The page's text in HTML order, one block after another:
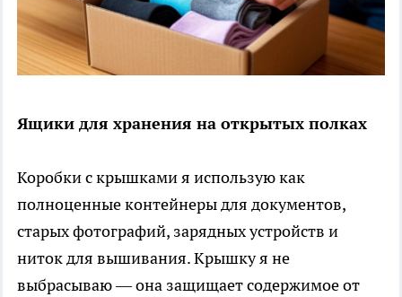
Ящики для хранения на открытых полках
Коробки с крышками я использую как
полноценные контейнеры для документов,
старых фотографий, зарядных устройств и
ниток для вышивания. Крышку я не
выбрасываю — она защищает содержимое от